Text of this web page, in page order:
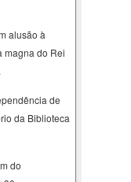
alusão à
magna do Rei
de
da Biblioteca
do